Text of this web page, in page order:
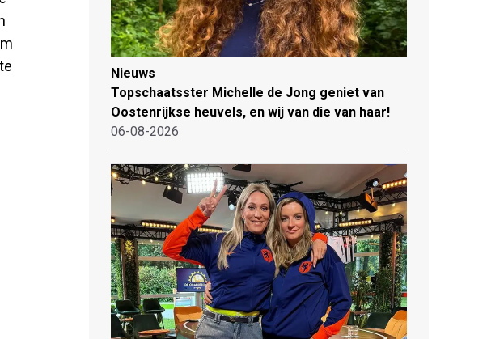
Nieuws
Topschaatsster Michelle de Jong geniet van
Oostenrijkse heuvels, en wij van die van haar!
06-08-2026